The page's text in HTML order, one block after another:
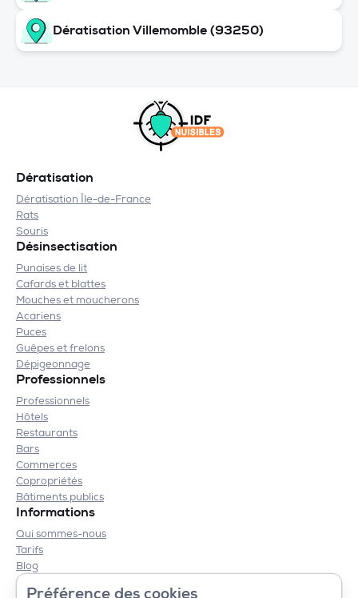
Dératisation Villemomble (93250)
Préférence des cookies
Dératisation
Dératisation Île-de-France
Rats
Souris
Désinsectisation
Punaises de lit
Cafards et blattes
Mouches et moucherons
Acariens
Puces
Guêpes et frelons
Dépigeonnage
Professionnels
Professionnels
Hôtels
Restaurants
Bars
Commerces
Copropriétés
Bâtiments publics
Informations
Qui sommes-nous
Tarifs
Blog
Contact